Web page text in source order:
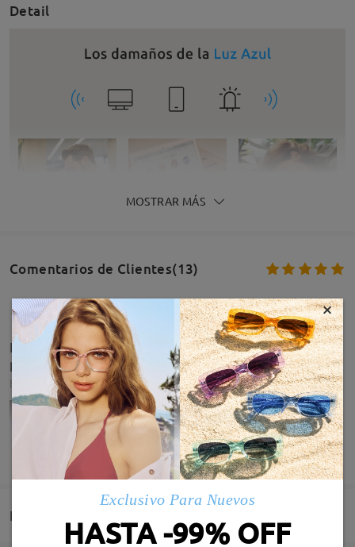
Detail
MOSTRAR MÁS
Comentarios de Clientes(13)
I loved them you should buy the they are cute and
perfect i recomend them
by AitanaonJul 31 , 2026
MOSTRAR MÁS
Entrega
×
Exclusivo Para Nuevos
HASTA -99% OFF